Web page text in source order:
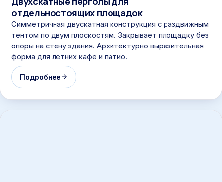
отдельностоящих площадок
Симметричная двускатная конструкция с раздвижным
тентом по двум плоскостям. Закрывает площадку без
опоры на стену здания. Архитектурно выразительная
форма для летних кафе и патио.
Подробнее